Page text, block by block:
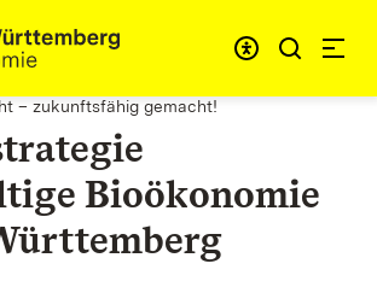
springen
– zukunftsfähig gemacht!
Bioökonomie